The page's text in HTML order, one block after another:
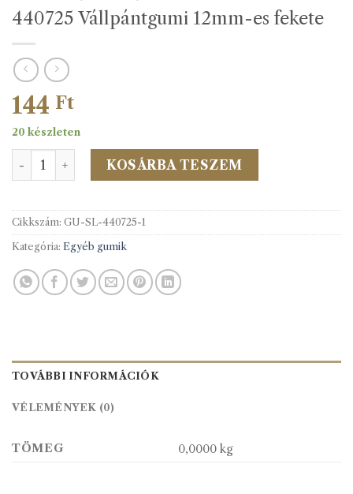
440725 Vállpántgumi 12mm-es fekete
144 Ft
20 készleten
440725 Vállpántgumi 12mm-es fekete mennyiség
KOSÁRBA TESZEM
Cikkszám: GU-SL-440725-1
Kategória: Egyéb gumik
TOVÁBBI INFORMÁCIÓK
VÉLEMÉNYEK (0)
TÖMEG 0,0000 kg